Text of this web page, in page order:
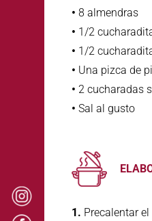
• 8 almendras
• 1/2
• 1/2
• Una pizca de
• 2 cucharadas
• Sal al gusto
1. Precalentar el